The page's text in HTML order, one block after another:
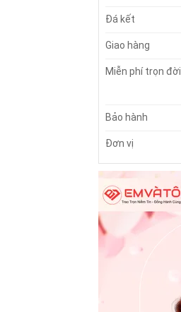
Đá kết
Giao hàng
Miễn phí trọn đời
Bảo hành
Đơn vị